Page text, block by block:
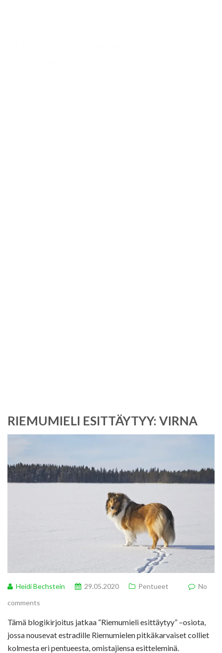
RIEMUMIELI ESITTÄYTYY: VIRNA
Heidi Bechstein 29.05.2020 Pentueet
No
comments
Tämä blogikirjoitus jatkaa “Riemumieli esittäytyy” –osiota,
jossa nousevat estradille Riemumielen pitkäkarvaiset colliet
kolmesta eri pentueesta, omistajiensa esitteleminä.